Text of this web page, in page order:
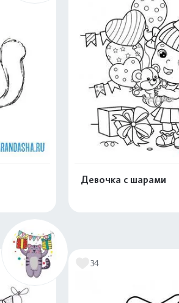
Девочка с шарами
34